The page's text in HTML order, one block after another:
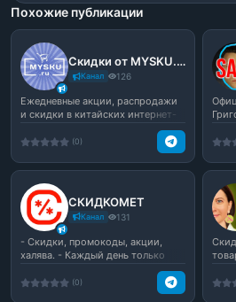
Похожие публикации
Скидки от MYSKU.club
Канал 126
Ежедневные акции, распродажи
и скидки в китайских интернет-
(0)
СКИДКОМЕТ
Канал 131
- Скидки, промокоды, акции,
халява. - Каждый день только
(0)